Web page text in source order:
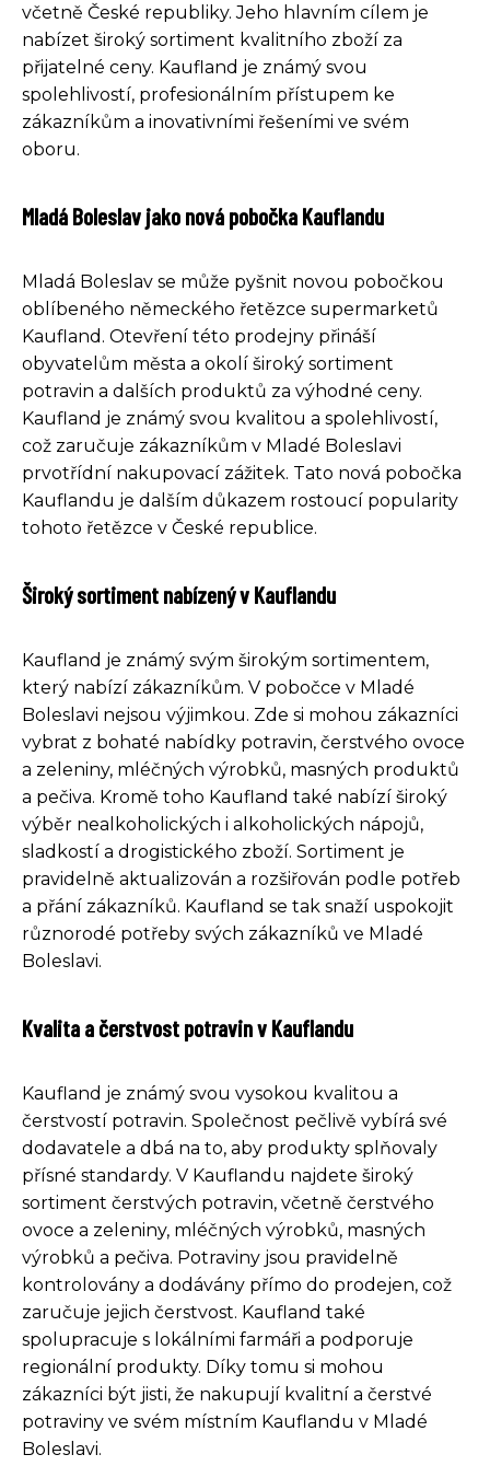
včetně České republiky. Jeho hlavním cílem je
nabízet široký sortiment kvalitního zboží za
přijatelné ceny. Kaufland je známý svou
spolehlivostí, profesionálním přístupem ke
zákazníkům a inovativními řešeními ve svém
oboru.
Mladá Boleslav jako nová pobočka Kauflandu
Mladá Boleslav se může pyšnit novou pobočkou
oblíbeného německého řetězce supermarketů
Kaufland. Otevření této prodejny přináší
obyvatelům města a okolí široký sortiment
potravin a dalších produktů za výhodné ceny.
Kaufland je známý svou kvalitou a spolehlivostí,
což zaručuje zákazníkům v Mladé Boleslavi
prvotřídní nakupovací zážitek. Tato nová pobočka
Kauflandu je dalším důkazem rostoucí popularity
tohoto řetězce v České republice.
Široký sortiment nabízený v Kauflandu
Kaufland je známý svým širokým sortimentem,
který nabízí zákazníkům. V pobočce v Mladé
Boleslavi nejsou výjimkou. Zde si mohou zákazníci
vybrat z bohaté nabídky potravin, čerstvého ovoce
a zeleniny, mléčných výrobků, masných produktů
a pečiva. Kromě toho Kaufland také nabízí široký
výběr nealkoholických i alkoholických nápojů,
sladkostí a drogistického zboží. Sortiment je
pravidelně aktualizován a rozšiřován podle potřeb
a přání zákazníků. Kaufland se tak snaží uspokojit
různorodé potřeby svých zákazníků ve Mladé
Boleslavi.
Kvalita a čerstvost potravin v Kauflandu
Kaufland je známý svou vysokou kvalitou a
čerstvostí potravin. Společnost pečlivě vybírá své
dodavatele a dbá na to, aby produkty splňovaly
přísné standardy. V Kauflandu najdete široký
sortiment čerstvých potravin, včetně čerstvého
ovoce a zeleniny, mléčných výrobků, masných
výrobků a pečiva. Potraviny jsou pravidelně
kontrolovány a dodávány přímo do prodejen, což
zaručuje jejich čerstvost. Kaufland také
spolupracuje s lokálními farmáři a podporuje
regionální produkty. Díky tomu si mohou
zákazníci být jisti, že nakupují kvalitní a čerstvé
potraviny ve svém místním Kauflandu v Mladé
Boleslavi.